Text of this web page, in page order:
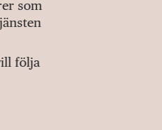
som
följa